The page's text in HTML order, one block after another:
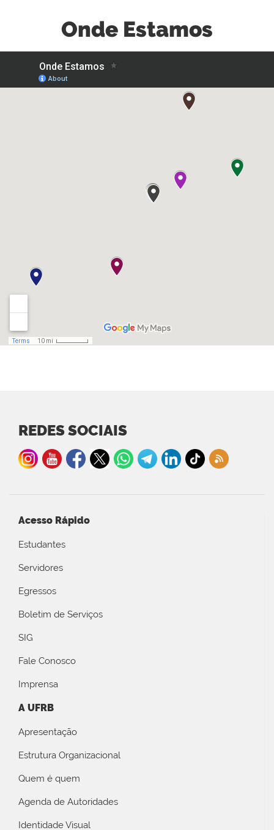
Onde Estamos
REDES SOCIAIS
Acesso Rápido
Estudantes
Servidores
Egressos
Boletim de Serviços
SIG
Fale Conosco
Imprensa
A UFRB
Apresentação
Estrutura Organizacional
Quem é quem
Agenda de Autoridades
Identidade Visual